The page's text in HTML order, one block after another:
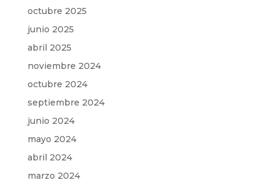
octubre 2025
junio 2025
abril 2025
noviembre 2024
octubre 2024
septiembre 2024
junio 2024
mayo 2024
abril 2024
marzo 2024